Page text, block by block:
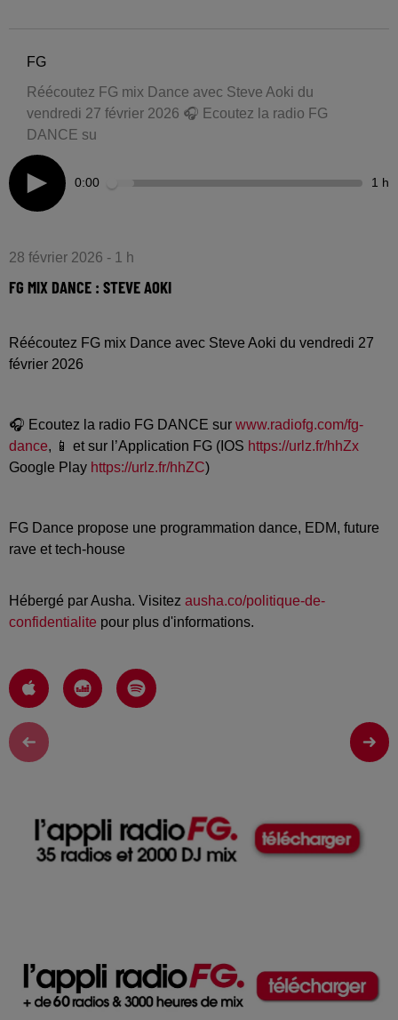
FG
Réécoutez FG mix Dance avec Steve Aoki du
vendredi 27 février 2026 🎧 Ecoutez la radio FG
DANCE su
0:00 1 h
28 février 2026 - 1 h
FG MIX DANCE : STEVE AOKI
Réécoutez FG mix Dance avec Steve Aoki du vendredi 27
février 2026
🎧 Ecoutez la radio FG DANCE sur www.radiofg.com/fg-
dance, 📱 et sur l’Application FG (IOS https://urlz.fr/hhZx
Google Play https://urlz.fr/hhZC)
FG Dance propose une programmation dance, EDM, future
rave et tech-house
Hébergé par Ausha. Visitez ausha.co/politique-de-
confidentialite pour plus d'informations.